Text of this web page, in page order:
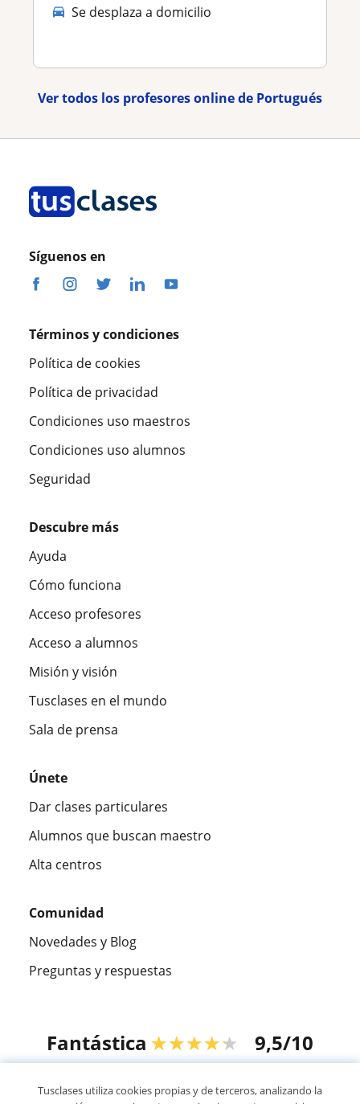
Se desplaza a domicilio
Ver todos los profesores online de Portugués
Síguenos en
Términos y condiciones
Política de cookies
Política de privacidad
Condiciones uso maestros
Condiciones uso alumnos
Seguridad
Descubre más
Ayuda
Cómo funciona
Acceso profesores
Acceso a alumnos
Misión y visión
Tusclases en el mundo
Sala de prensa
Únete
Dar clases particulares
Alumnos que buscan maestro
Alta centros
Comunidad
Novedades y Blog
Preguntas y respuestas
Fantástica ★★★★★ 9,5/10
Tusclases utiliza cookies propias y de terceros, analizando la